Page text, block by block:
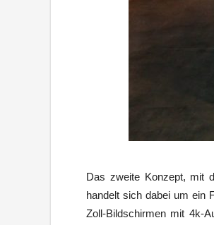
Das zweite Konzept, mit
handelt sich dabei um ein
Zoll-Bildschirmen mit 4k-